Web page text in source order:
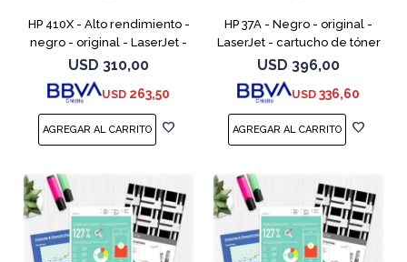
HP 410X - Alto rendimiento -
negro - original - LaserJet -
cartucho de tóner (CF410X) -
para Color LaserJet Pro M452,
MFP M377,
USD 310,00
USD 263,50
HP 37A - Negro - original -
LaserJet - cartucho de tóner
(CF237A) - para LaserJet
Managed MFP E62555;
LaserJet Managed Flow MFP
USD 396,00
USD 336,60